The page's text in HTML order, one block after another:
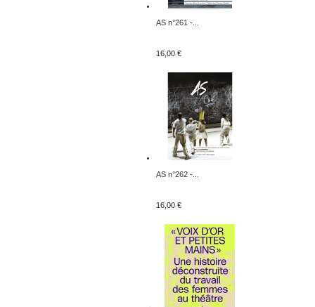
AS n°261 -...
16,00 €
AS n°262 -...
16,00 €